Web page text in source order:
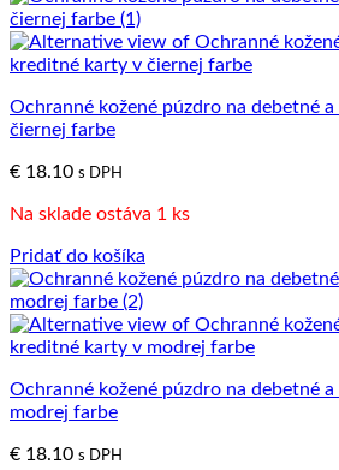
Ochranné kožené púzdro na debetné
čiernej farbe
€ 18.10 s DPH
Na sklade ostáva 1 ks
Pridať do košíka
Ochranné kožené púzdro na debetné
modrej farbe
€ 18.10 s DPH